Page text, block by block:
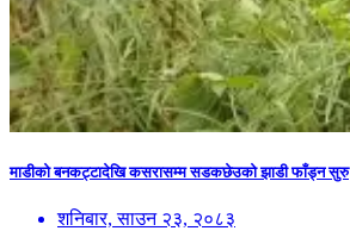
माडीको बनकट्टादेखि कसरासम्म सडकछेउको झाडी फाँड्न सुरु
शनिबार, साउन २३, २०८३